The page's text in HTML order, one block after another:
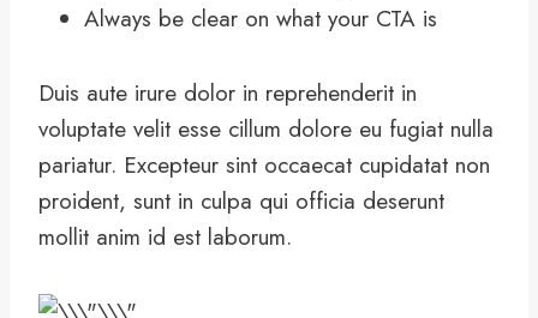
Always be clear on what your CTA is
Duis aute irure dolor in reprehenderit in
voluptate velit esse cillum dolore eu fugiat nulla
pariatur. Excepteur sint occaecat cupidatat non
proident, sunt in culpa qui officia deserunt
mollit anim id est laborum.